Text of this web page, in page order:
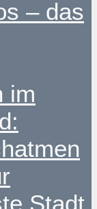
– das
im
Stadt